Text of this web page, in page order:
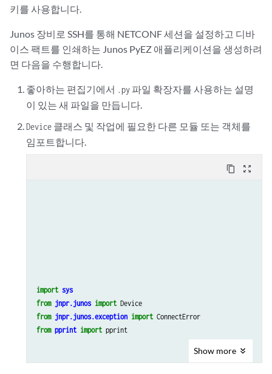
키를 사용합니다.
Junos 장비로 SSH를 통해 NETCONF 세션을 설정하고 디바
이스 팩트를 인쇄하는 Junos PyEZ 애플리케이션을 생성하려
면 다음을 수행합니다.
좋아하는 편집기에서 .py 파일 확장자를 사용하는 설명
이 있는 새 파일을 만듭니다.
Device 클래스 및 작업에 필요한 다른 모듈 또는 객체를
임포트합니다.
content_copy zoom_out_map
import sys
from jnpr.junos import Device
from jnpr.junos.exception import ConnectError
from pprint import pprint
Show more